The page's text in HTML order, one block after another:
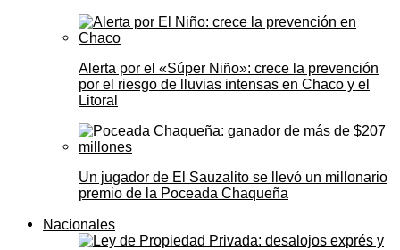
Alerta por el «Súper Niño»: crece la prevención
por el riesgo de lluvias intensas en Chaco y el
Litoral
Un jugador de El Sauzalito se llevó un millonario
premio de la Poceada Chaqueña
Nacionales